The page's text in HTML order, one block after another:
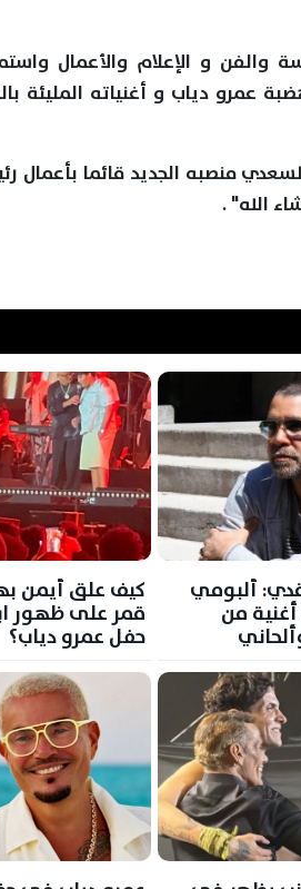
والفن و الإعلام والأعمال
عمرو دياب و أغنياته المليئة
منصبه الجديد قائما بأعمال
الله" .
ألبومي
الجديد 12 أغنية من
كيف علق أيمن
قمر على ظهور
حفل عمرو دياب؟